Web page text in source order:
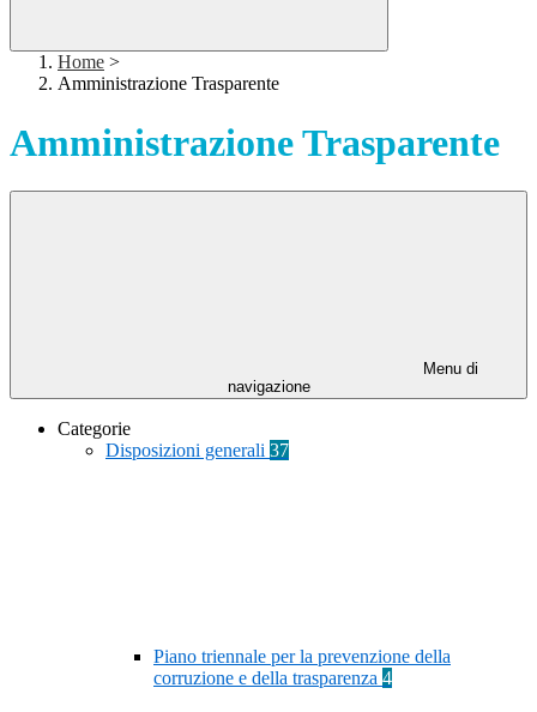
Home >
Amministrazione Trasparente
Amministrazione Trasparente
Menu di
navigazione
Categorie
Disposizioni generali 37
Piano triennale per la prevenzione della
corruzione e della trasparenza 4